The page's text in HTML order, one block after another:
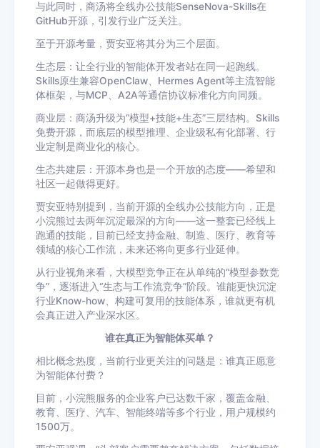
与此同时，商汤将全线办公技能SenseNova-Skills在
GitHub开源，引发行业广泛关注。
至于开源考量，贾安亚将其分为三个层面。
生态层：让全行业的智能体开发者站在同一起跑线。
Skills原生兼容OpenClaw、Hermes Agent等主流智能
体框架，与MCP、A2A等通信协议标准化方向同频。
商业层：商汤升级为“模型+技能+生态”三层结构。Skills
免费开源，而底层的模型推理、企业级私有化部署、行
业定制是商业化的核心。
生态共建层：开源本身也是一个开放的态度——希望和
社区一起做得更好。
贾安亚特别提到，当前开源的全线办公技能方向，正是
小浣熊过去两年沉淀最深的方向——这一整套已经线上
跑通的技能，目前已经支持金融、制造、医疗、教育等
领域的核心工作流，未来还将向更多行业延伸。
从行业视角来看，大模型竞争正在从单纯的“模型参数竞
争”，逐渐进入“生态与工作流竞争”阶段。谁能更快沉淀
行业Know-how、构建可复用的技能体系，谁就更有机
会真正进入产业深水区。
谁在真正为智能体买单？
相比概念热度，当前行业更关注的问题是：谁真正愿意
为智能体付费？
目前，小浣熊服务的企业客户已达数千家，覆盖金融、
教育、医疗、汽车、智能终端等多个行业，用户规模约
1500万。